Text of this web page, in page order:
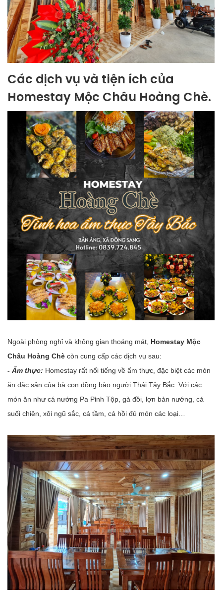
Các dịch vụ và tiện ích của
Homestay Mộc Châu Hoàng Chè.
Ngoài phòng nghỉ và không gian thoáng mát, Homestay Mộc
Châu Hoàng Chè còn cung cấp các dịch vụ sau:
- Ẩm thực: Homestay rất nổi tiếng về ẩm thực, đặc biệt các món
ăn đặc sản của bà con đồng bào người Thái Tây Bắc. Với các
món ăn như cá nướng Pa Pỉnh Tộp, gà đồi, lợn bản nướng, cá
suối chiên, xôi ngũ sắc, cá tầm, cá hồi đủ món các loại…